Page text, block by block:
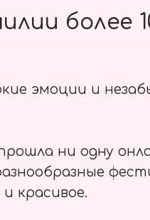
более
эмоции и
ни одну
красивое.